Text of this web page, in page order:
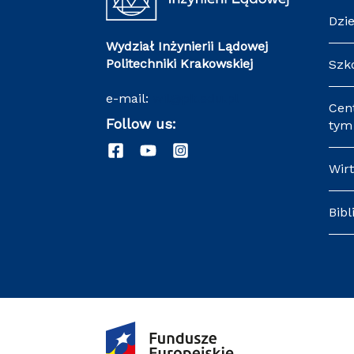
Wydział Inżynierii Lądowej
Politechniki Krakowskiej
e-mail:
Follow us:
tym